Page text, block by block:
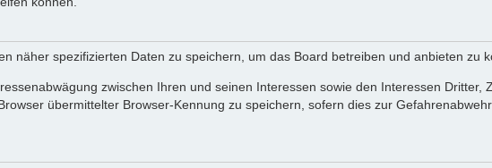
näher spezifizierten Daten zu speichern, um das Board betreiben und anbieten zu
zwischen Ihren und seinen Interessen sowie den Interessen Dritter,
übermittelter Browser-Kennung zu speichern, sofern dies zur